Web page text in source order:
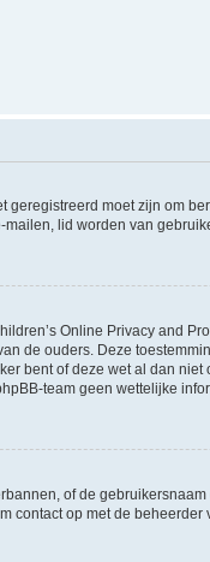
geregistreerd moet zijn om
lid worden van
Online Privacy and
de ouders. Deze
bent of deze wet al dan
team geen wettelijke
of de
contact op met de beheerder